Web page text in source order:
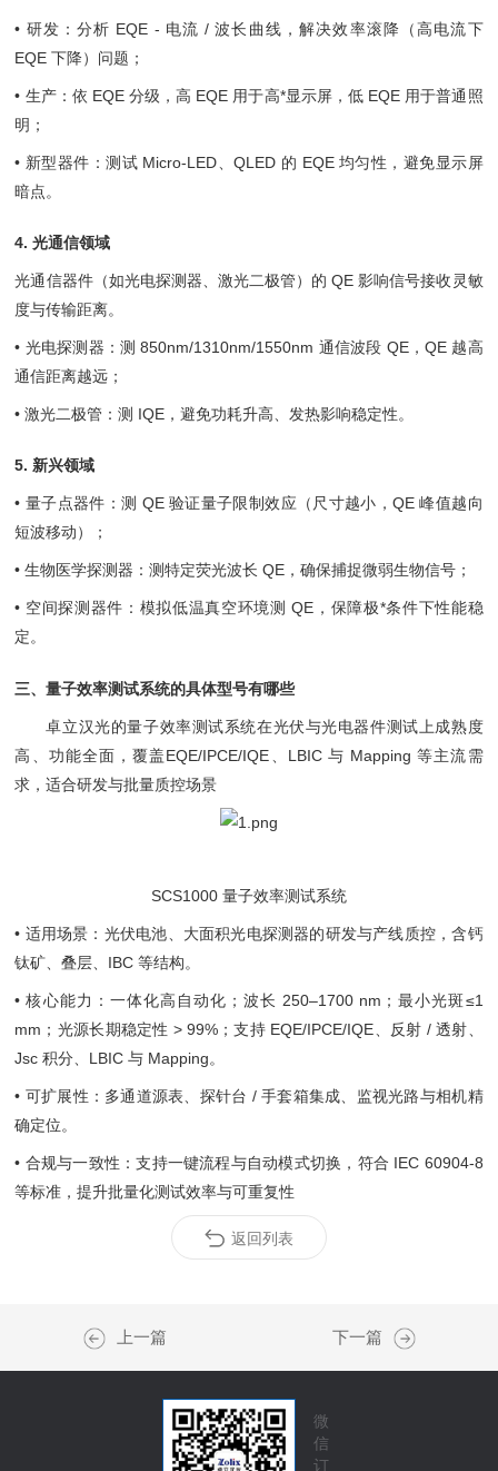
• 研发：分析 EQE - 电流 / 波长曲线，解决效率滚降（高电流下
EQE 下降）问题；
• 生产：依 EQE 分级，高 EQE 用于高*显示屏，低 EQE 用于普通照
明；
• 新型器件：测试 Micro-LED、QLED 的 EQE 均匀性，避免显示屏
暗点。
4. 光通信领域
光通信器件（如光电探测器、激光二极管）的 QE 影响信号接收灵敏
度与传输距离。
• 光电探测器：测 850nm/1310nm/1550nm 通信波段 QE，QE 越高
通信距离越远；
• 激光二极管：测 IQE，避免功耗升高、发热影响稳定性。
5. 新兴领域
• 量子点器件：测 QE 验证量子限制效应（尺寸越小，QE 峰值越向
短波移动）；
• 生物医学探测器：测特定荧光波长 QE，确保捕捉微弱生物信号；
• 空间探测器件：模拟低温真空环境测 QE，保障极*条件下性能稳
定。
三、量子效率测试系统的具体型号有哪些
卓立汉光的量子效率测试系统在光伏与光电器件测试上成熟度
高、功能全面，覆盖EQE/IPCE/IQE、LBIC 与 Mapping 等主流需
求，适合研发与批量质控场景
SCS1000 量子效率测试系统
• 适用场景：光伏电池、大面积光电探测器的研发与产线质控，含钙
钛矿、叠层、IBC 等结构。
• 核心能力：一体化高自动化；波长 250–1700 nm；最小光斑≤1
mm；光源长期稳定性 > 99%；支持 EQE/IPCE/IQE、反射 / 透射、
Jsc 积分、LBIC 与 Mapping。
• 可扩展性：多通道源表、探针台 / 手套箱集成、监视光路与相机精
确定位。
• 合规与一致性：支持一键流程与自动模式切换，符合 IEC 60904-8
等标准，提升批量化测试效率与可重复性
返回列表
上一篇 下一篇
微
信
订